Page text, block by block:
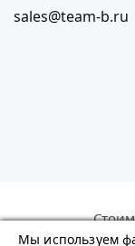
sales@team-b.ru
Политика в
Мы используем